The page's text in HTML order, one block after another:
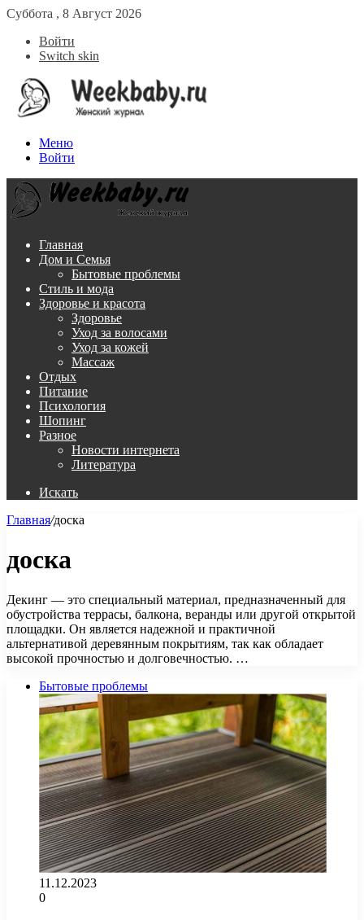
Суббота , 8 Август 2026
Войти
Switch skin
Меню
Войти
Главная
Дом и Семья
Бытовые проблемы
Стиль и мода
Здоровье и красота
Здоровье
Уход за волосами
Уход за кожей
Массаж
Отдых
Питание
Психология
Шопинг
Разное
Новости интернета
Литература
Искать
Главная/доска
доска
Декинг — это специальный материал, предназначенный для
обустройства террасы, балкона, веранды или другой открытой
площадки. Он является надежной и практичной
альтернативой деревянным покрытиям, так как обладает
высокой прочностью и долговечностью. …
Бытовые проблемы
11.12.2023
0